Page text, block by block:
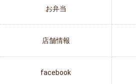
お弁当
店舗情報
facebook